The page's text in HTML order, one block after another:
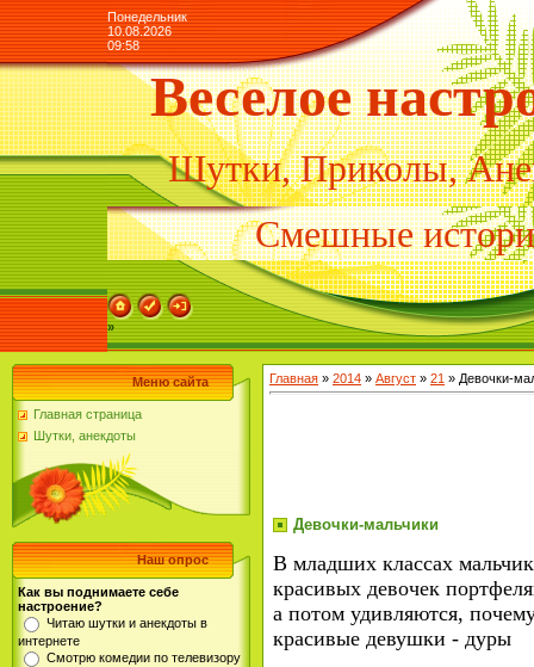
Понедельник
10.08.2026
09:58
Веселое
Шутки, Приколы,
Смешные
»
Меню сайта
Главная страница
Шутки, анекдоты
Наш опрос
Как вы поднимаете себе
настроение?
Читаю шутки и анекдоты в
интернете
Смотрю комедии по телевизору
Главная » 2014 » Август » 21 » Девочки-
Девочки-мальчики
В младших классах
красивых девочек
а потом удивляются,
красивые девушки - дуры